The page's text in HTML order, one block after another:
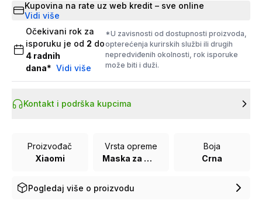
Kupovina na rate uz web kredit – sve online
Vidi više
Očekivani rok za
isporuku je od 2 do
4 radnih
dana* Vidi više
*U zavisnosti od dostupnosti proizvoda,
opterećenja kurirskih službi ili drugih
nepredviđenih okolnosti, rok isporuke
može biti i duži.
Kontakt i podrška kupcima
Proizvođač
Xiaomi
Vrsta opreme
Maska za mobilni telefon
Boja
Crna
Pogledaj više o proizvodu